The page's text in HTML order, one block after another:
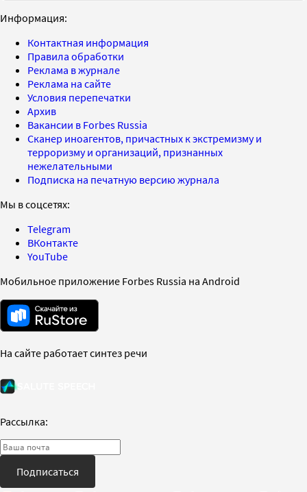
Информация:
Контактная информация
Правила обработки
Реклама в журнале
Реклама на сайте
Условия перепечатки
Архив
Вакансии в Forbes Russia
Сканер иноагентов, причастных к экстремизму и
терроризму и организаций, признанных
нежелательными
Подписка на печатную версию журнала
Мы в соцсетях:
Telegram
ВКонтакте
YouTube
Мобильное приложение Forbes Russia на Android
На сайте работает синтез речи
Рассылка:
Подписаться